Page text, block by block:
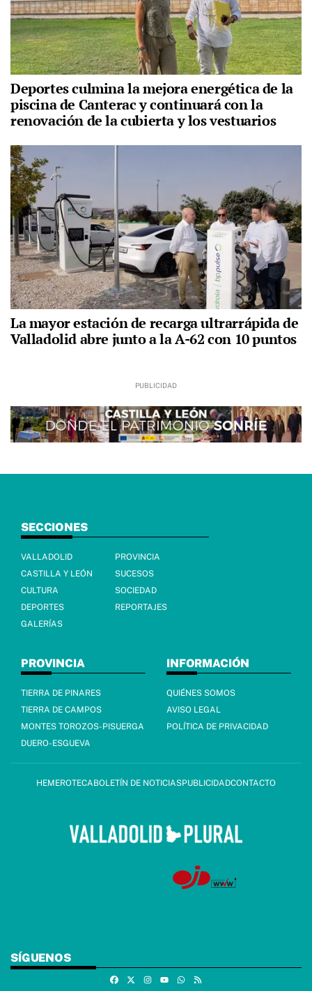
Deportes culmina la mejora energética de la
piscina de Canterac y continuará con la
renovación de la cubierta y los vestuarios
La mayor estación de recarga ultrarrápida de
Valladolid abre junto a la A-62 con 10 puntos
SECCIONES
VALLADOLID
PROVINCIA
CASTILLA Y LEÓN
SUCESOS
CULTURA
SOCIEDAD
DEPORTES
REPORTAJES
GALERÍAS
PROVINCIA
TIERRA DE PINARES
TIERRA DE CAMPOS
MONTES TOROZOS-PISUERGA
DUERO-ESGUEVA
INFORMACIÓN
QUIÉNES SOMOS
AVISO LEGAL
POLÍTICA DE PRIVACIDAD
HEMEROTECABOLETÍN DE NOTICIASPUBLICIDADCONTACTO
SÍGUENOS
FacebookInstagramWhatsapp